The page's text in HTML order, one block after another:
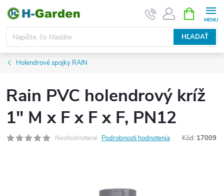
Prejsť
obsah
HĽADAŤ
KOŠÍK
Holendrové spojky RAIN
Rain PVC holendrový kríž
1" M x F x F x F, PN12
Neohodnotené Podrobnosti hodnotenia Kód: 17009